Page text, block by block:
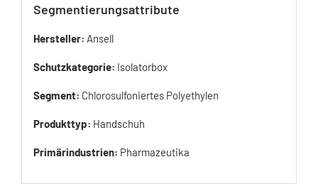
Segmentierungsattribute
Hersteller: Ansell
Schutzkategorie: Isolatorbox
Segment: Chlorosulfoniertes Polyethylen
Produkttyp: Handschuh
Primärindustrien: Pharmazeutika